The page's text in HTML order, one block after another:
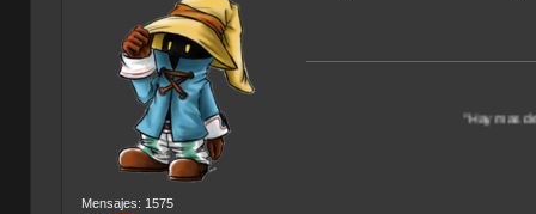
Mensajes: 1575
"Hay mas de un Universo